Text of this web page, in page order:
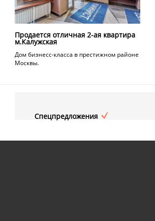
Продается отличная 2-ая квартира
м.Калужская
Дом бизнесс-класса в престижном районе
Москвы.
Спецпредложения